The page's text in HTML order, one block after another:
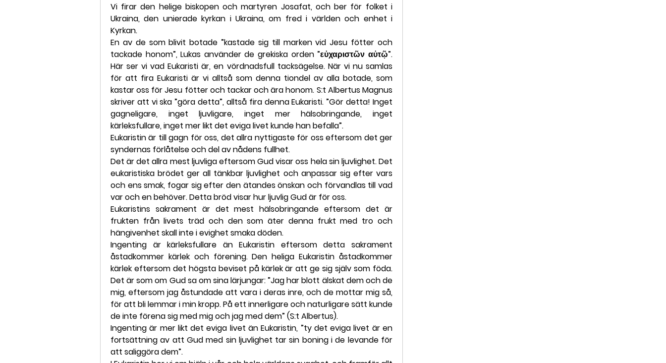
Vi firar den helige biskopen och martyren Josafat, och ber för folket i
Ukraina, den unierade kyrkan i Ukraina, om fred i världen och enhet i
Kyrkan.
En av de som blivit botade ”kastade sig till marken vid Jesu fötter och
tackade honom”, Lukas använder de grekiska orden ”εὐχαριστῶν αὐτῷ”.
Här ser vi vad Eukaristi är, en vördnadsfull tacksägelse. När vi nu samlas
för att fira Eukaristi är vi alltså som denna tiondel av alla botade, som
kastar oss för Jesu fötter och tackar och ära honom. S:t Albertus Magnus
skriver att vi ska ”göra detta”, alltså fira denna Eukaristi. ”Gör detta! Inget
gagneligare, inget ljuvligare, inget mer hälsobringande, inget
kärleksfullare, inget mer likt det eviga livet kunde han befalla”.
Eukaristin är till gagn för oss, det allra nyttigaste för oss eftersom det ger
syndernas förlåtelse och del av nådens fullhet.
Det är det allra mest ljuvliga eftersom Gud visar oss hela sin ljuvlighet. Det
eukaristiska brödet ger all tänkbar ljuvlighet och anpassar sig efter vars
och ens smak, fogar sig efter den ätandes önskan och förvandlas till vad
var och en behöver. Detta bröd visar hur ljuvlig Gud är för oss.
Eukaristins sakrament är det mest hälsobringande eftersom det är
frukten från livets träd och den som äter denna frukt med tro och
hängivenhet skall inte i evighet smaka döden.
Ingenting är kärleksfullare än Eukaristin eftersom detta sakrament
åstadkommer kärlek och förening. Den heliga Eukaristin åstadkommer
kärlek eftersom det högsta beviset på kärlek är att ge sig själv som föda.
Det är som om Gud sa om sina lärjungar: ”Jag har blott älskat dem och de
mig, eftersom jag åstundade att vara i deras inre, och de mottar mig så,
för att bli lemmar i min kropp. På ett innerligare och naturligare sätt kunde
de inte förena sig med mig och jag med dem” (S:t Albertus).
Ingenting är mer likt det eviga livet än Eukaristin, ”ty det eviga livet är en
fortsättning av att Gud med sin ljuvlighet tar sin boning i de levande för
att saliggöra dem”.